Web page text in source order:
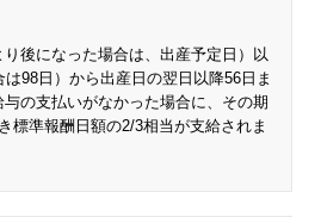
後になった場合は、出産予定日）以
98日）から出産日の翌日以降56日ま
の支払いがなかった場合に、その期
標準報酬日額の2/3相当が支給されま